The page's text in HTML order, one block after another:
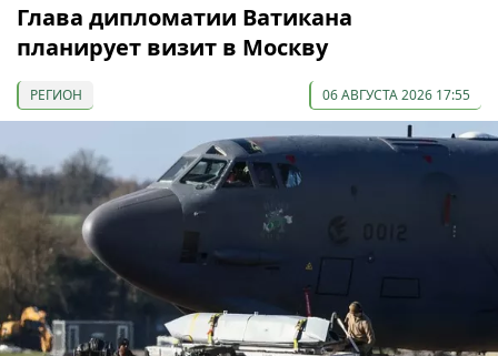
Глава дипломатии Ватикана
планирует визит в Москву
РЕГИОН 06 АВГУСТА 2026 17:55